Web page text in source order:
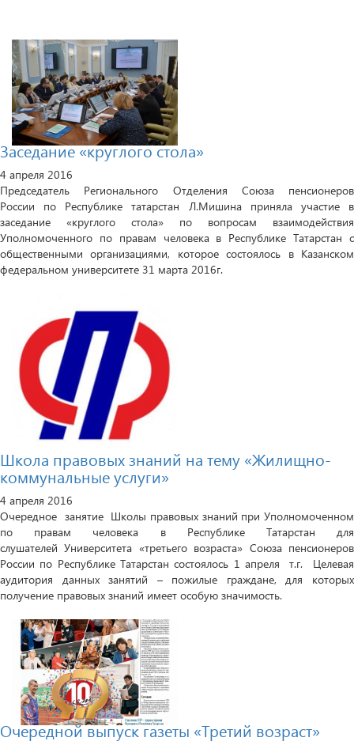
Заседание «круглого стола»
4 апреля 2016
Председатель Регионального Отделения Союза пенсионеров
России по Республике татарстан Л.Мишина приняла участие в
заседание «круглого стола» по вопросам взаимодействия
Уполномоченного по правам человека в Республике Татарстан с
общественными организациями, которое состоялось в Казанском
федеральном университете 31 марта 2016г.
Школа правовых знаний на тему «Жилищно-
коммунальные услуги»
4 апреля 2016
Очередное занятие Школы правовых знаний при Уполномоченном
по правам человека в Республике Татарстан для
слушателей Университета «третьего возраста» Союза пенсионеров
России по Республике Татарстан состоялось 1 апреля т.г. Целевая
аудитория данных занятий – пожилые граждане, для которых
получение правовых знаний имеет особую значимость.
Очередной выпуск газеты «Третий возраст»